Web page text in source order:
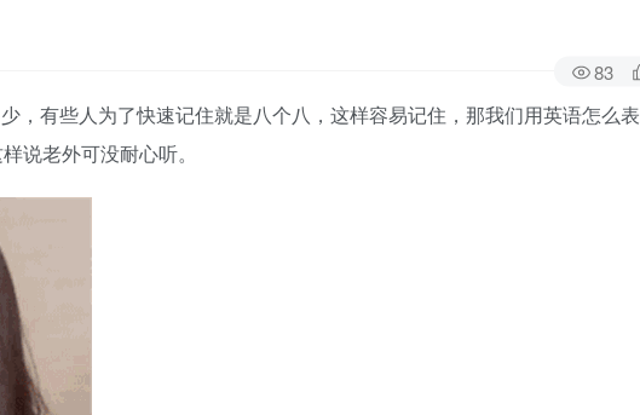
83
，有些人为了快速记住就是八个八，这样容易记住，那我们用英语怎么表
说老外可没耐心听。